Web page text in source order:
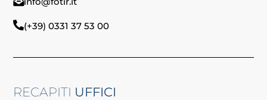
(+39) 0331 37 53 00
RECAPITI UFFICI